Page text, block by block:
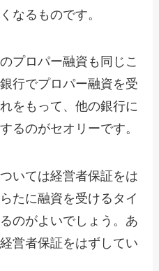
なるものです。
プロパー融資も同じこ
行でプロパー融資を受
をもって、他の銀行に
るのがセオリーです。
いては経営者保証をは
たに融資を受けるタイ
のがよいでしょう。あ
営者保証をはずしてい